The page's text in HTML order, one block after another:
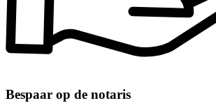
Bespaar op de notaris